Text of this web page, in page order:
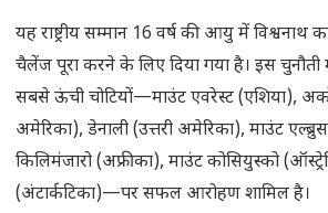
यह राष्ट्रीय सम्मान 16 वर्ष की आयु में विश्वनाथ
चैलेंज पूरा करने के लिए दिया गया है। इस चुनौती में
सबसे ऊंची चोटियों—माउंट एवरेस्ट (एशिया),
अमेरिका), डेनाली (उत्तरी अमेरिका), माउंट
किलिमंजारो (अफ्रीका), माउंट कोसियुस्को
(अंटार्कटिका)—पर सफल आरोहण शामिल है।